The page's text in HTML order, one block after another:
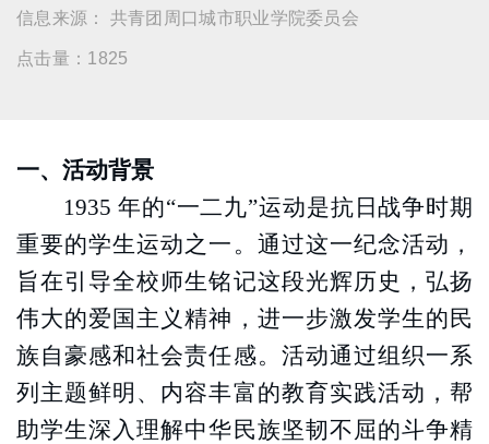
信息来源： 共青团周口城市职业学院委员会
点击量：1825
一、活动背景
1935 年的“一二九”运动是抗日战争时期
重要的学生运动之一。通过这一纪念活动，
旨在引导全校师生铭记这段光辉历史，弘扬
伟大的爱国主义精神，进一步激发学生的民
族自豪感和社会责任感。活动通过组织一系
列主题鲜明、内容丰富的教育实践活动，帮
助学生深入理解中华民族坚韧不屈的斗争精